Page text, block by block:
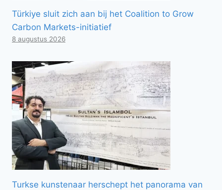
Türkiye sluit zich aan bij het Coalition to Grow
Carbon Markets-initiatief
8 augustus 2026
Turkse kunstenaar herschept het panorama van